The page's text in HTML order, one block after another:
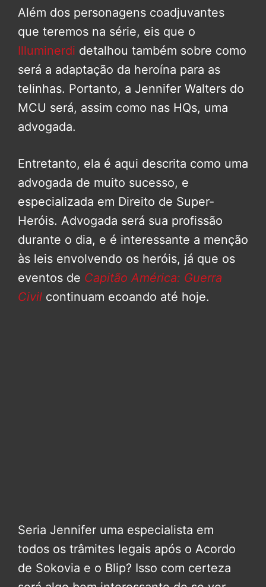
Além dos personagens coadjuvantes
que teremos na série, eis que o
Illuminerdi detalhou também sobre como
será a adaptação da heroína para as
telinhas. Portanto, a Jennifer Walters do
MCU será, assim como nas HQs, uma
advogada.
Entretanto, ela é aqui descrita como uma
advogada de muito sucesso, e
especializada em Direito de Super-
Heróis. Advogada será sua profissão
durante o dia, e é interessante a menção
às leis envolvendo os heróis, já que os
eventos de Capitão América: Guerra
Civil continuam ecoando até hoje.
Seria Jennifer uma especialista em
todos os trâmites legais após o Acordo
de Sokovia e o Blip? Isso com certeza